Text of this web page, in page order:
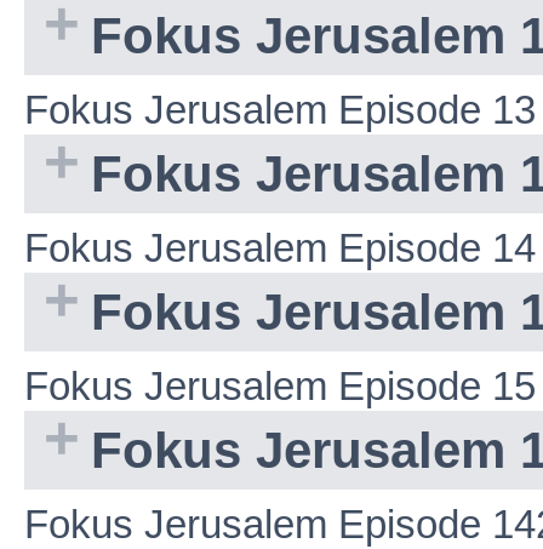
Fokus Jerusalem
Fokus Jerusalem Episode 13
Fokus Jerusalem
Fokus Jerusalem Episode 14
Fokus Jerusalem
Fokus Jerusalem Episode 15
Fokus Jerusalem
Fokus Jerusalem Episode